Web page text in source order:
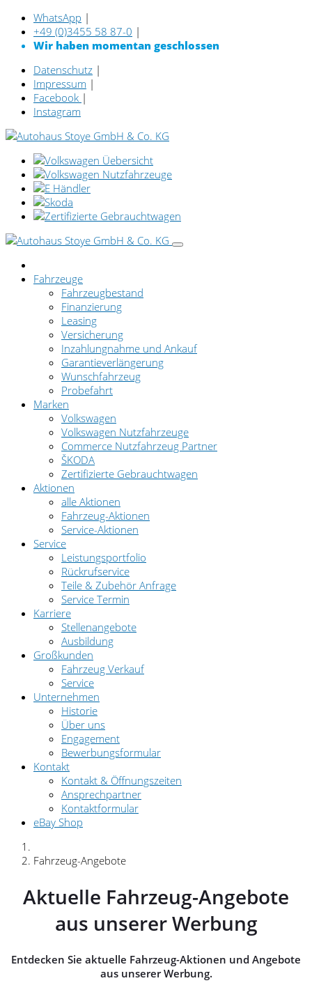
WhatsApp |
+49 (0)3455 58 87-0 |
Wir haben momentan geschlossen
Datenschutz |
Impressum |
Facebook |
Instagram
Fahrzeuge
Fahrzeugbestand
Finanzierung
Leasing
Versicherung
Inzahlungnahme und Ankauf
Garantieverlängerung
Wunschfahrzeug
Probefahrt
Marken
Volkswagen
Volkswagen Nutzfahrzeuge
Commerce Nutzfahrzeug Partner
ŠKODA
Zertifizierte Gebrauchtwagen
Aktionen
alle Aktionen
Fahrzeug-Aktionen
Service-Aktionen
Service
Leistungsportfolio
Rückrufservice
Teile & Zubehör Anfrage
Service Termin
Karriere
Stellenangebote
Ausbildung
Großkunden
Fahrzeug Verkauf
Service
Unternehmen
Historie
Über uns
Engagement
Bewerbungsformular
Kontakt
Kontakt & Öffnungszeiten
Ansprechpartner
Kontaktformular
eBay Shop
Fahrzeug-Angebote
Aktuelle Fahrzeug-Angebote
aus unserer Werbung
Entdecken Sie aktuelle Fahrzeug-Aktionen und Angebote
aus unserer Werbung.